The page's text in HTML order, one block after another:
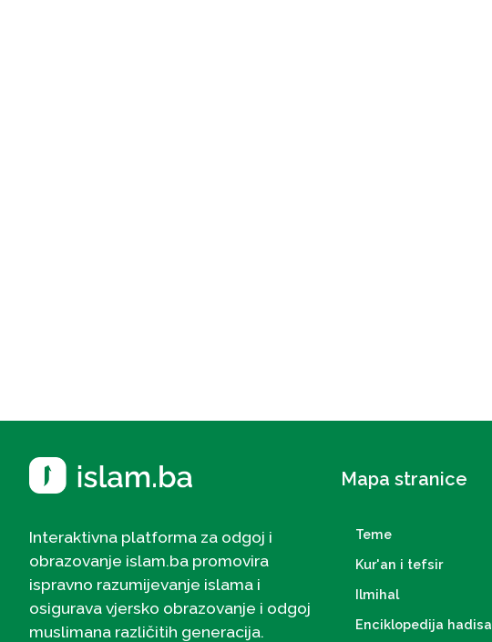
Interaktivna platforma za odgoj i
obrazovanje islam.ba promovira
ispravno razumijevanje islama i
osigurava vjersko obrazovanje i odgoj
muslimana različitih generacija.
Mapa stranice
Teme
Kur'an i tefsir
Ilmihal
Enciklopedija hadisa